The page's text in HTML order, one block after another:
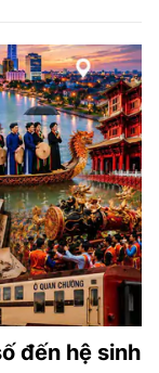
đến hệ sinh